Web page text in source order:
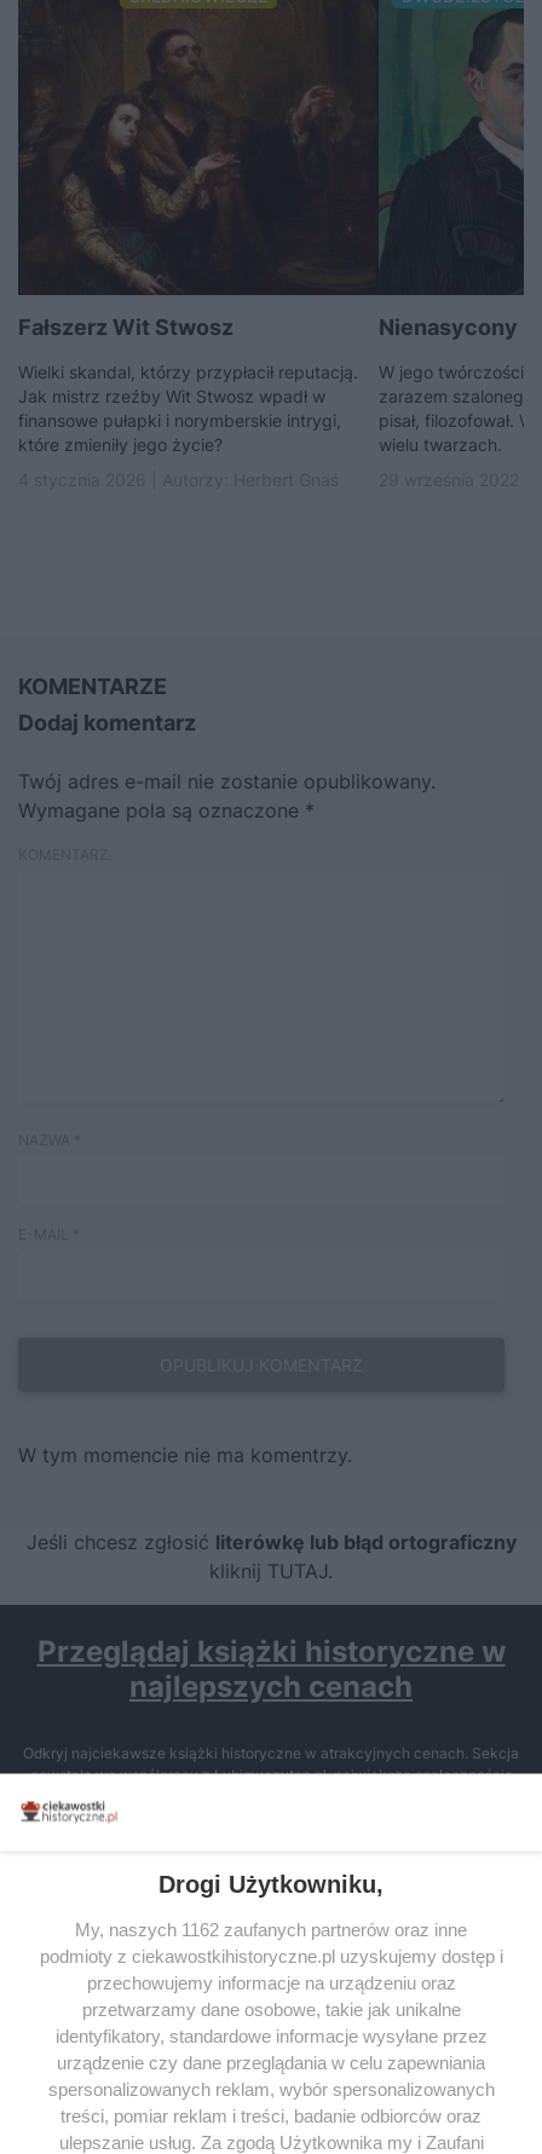
Fałszerz Wit Stwosz
Wielki skandal, którzy przypłacił reputacją.
Jak mistrz rzeźby Wit Stwosz wpadł w
finansowe pułapki i norymberskie intrygi,
które zmieniły jego życie?
Nienasycony
W jego twórczości
zarazem szalonego.
pisał, filozofował.
wielu twarzach.
KOMENTARZE
Dodaj komentarz
Twój adres e-mail nie zostanie opublikowany.
Wymagane pola są oznaczone *
W tym momencie nie ma komentrzy.
Jeśli chcesz zgłosić literówkę lub błąd ortograficzny
kliknij TUTAJ.
Przeglądaj książki historyczne w
najlepszych cenach
Odkryj najciekawsze książki historyczne w atrakcyjnych cenach. Sekcja
powstała we współpracy z Lubimyczytac.pl, największą społecznością
tytułów najwyżej ocenianych przez czytelników.
SERWIS
SPOŁECZNOŚĆ
WSPÓŁPRACA
KONTAKT
Drogi Użytkowniku,
My, naszych 1162 zaufanych partnerów oraz inne
podmioty z ciekawostkihistoryczne.pl uzyskujemy dostęp i
przechowujemy informacje na urządzeniu oraz
przetwarzamy dane osobowe, takie jak unikalne
identyfikatory, standardowe informacje wysyłane przez
urządzenie czy dane przeglądania w celu zapewniania
spersonalizowanych reklam, wybór spersonalizowanych
treści, pomiar reklam i treści, badanie odbiorców oraz
ulepszanie usług. Za zgodą Użytkownika my i Zaufani